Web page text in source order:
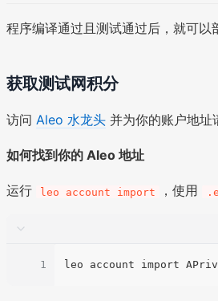
程序编译通过且测试通过后，就可以
获取测试网积分
访问 Aleo 水龙头 并为你的账户地址
如何找到你的 Aleo 地址
运行 leo account import ，使用
1